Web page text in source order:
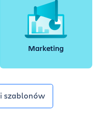
Marketing
szablonów